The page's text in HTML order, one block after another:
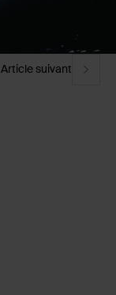
Article suivant